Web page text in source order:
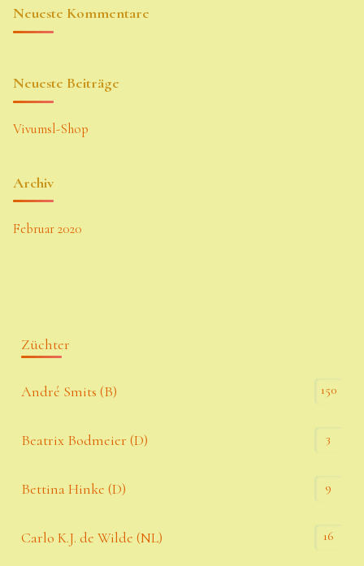
Neueste Kommentare
Neueste Beiträge
Vivumsl-Shop
Archiv
Februar 2020
Züchter
André Smits (B) 150
Beatrix Bodmeier (D) 3
Bettina Hinke (D) 9
Carlo K.J. de Wilde (NL) 16